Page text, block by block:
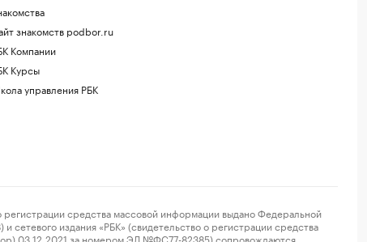
знакомств podbor.ru
Компании
Курсы
управления РБК
средства массовой информации выдано Федеральной
издания «РБК» (свидетельство о регистрации средства
03.12.2021 за номером ЭЛ №ФС77-82385) сопровождаются